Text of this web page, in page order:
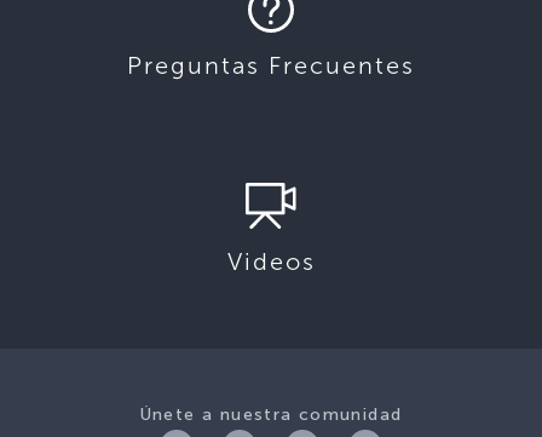
Preguntas Frecuentes
Videos
Únete a nuestra comunidad